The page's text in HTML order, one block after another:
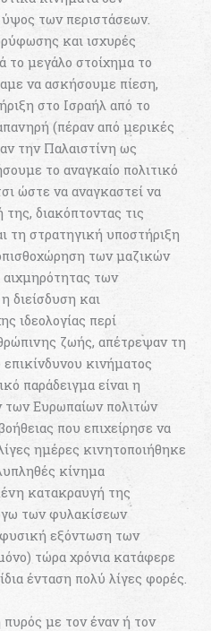
των περιστάσεων.
και ισχυρές
το μεγάλο στοίχημα το
να ασκήσουμε πίεση,
στο Ισραήλ από το
(πέραν από μερικές
την Παλαιστίνη ως
το αναγκαίο πολιτικό
ώστε να αναγκαστεί να
διακόπτοντας τις
τη στρατηγική υποστήριξη
των μαζικών
των
διείσδυση και
ιδεολογίας περί
ζωής, απέτρεψαν τη
κινήματος
παράδειγμα είναι η
των Ευρωπαίων πολιτών
που επιχείρησε να
ημέρες κινητοποιήθηκε
κίνημα
κατακραυγή της
των φυλακίσεων
εξόντωση των
τώρα χρόνια κατάφερε
ένταση πολύ λίγες φορές.
με τον έναν ή τον